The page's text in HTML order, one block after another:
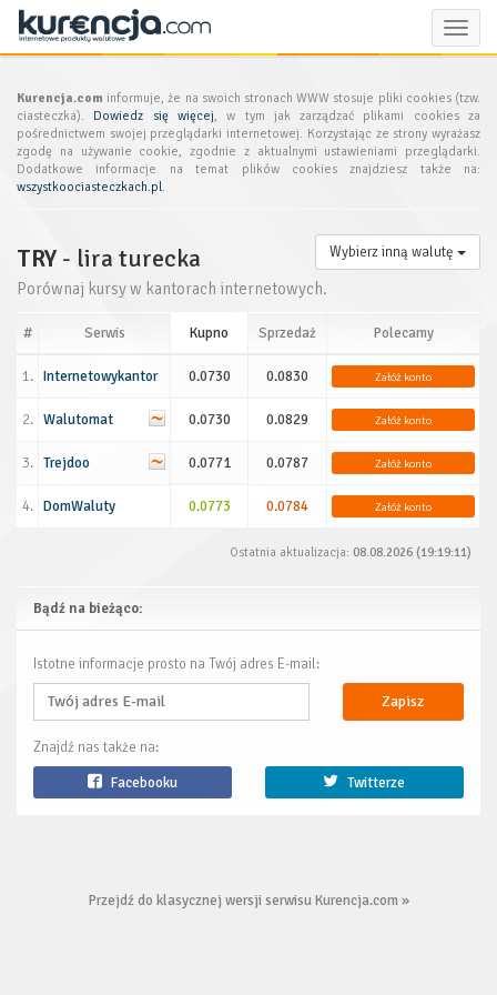
Toggle
Kurencja.com informuje, że na swoich stronach WWW stosuje pliki cookies (tzw.
ciasteczka). Dowiedz się więcej, w tym jak zarządzać plikami cookies za
pośrednictwem swojej przeglądarki internetowej. Korzystając ze strony wyrażasz
zgodę na używanie cookie, zgodnie z aktualnymi ustawieniami przeglądarki.
Dodatkowe informacje na temat plików cookies znajdziesz także na:
wszystkoociasteczkach.pl.
Wybierz inną walutę
TRY - lira turecka
Porównaj kursy w kantorach internetowych.
# Serwis Kupno Sprzedaż Polecamy
1. Internetowykantor 0.0730 0.0830 Załóż konto
2. Walutomat 0.0730 0.0829 Załóż konto
3. Trejdoo 0.0771 0.0787 Załóż konto
4. DomWaluty 0.0773 0.0784 Załóż konto
Ostatnia aktualizacja: 08.08.2026 (19:19:11)
Bądź na bieżąco:
Istotne informacje prosto na Twój adres E-mail:
Zapisz
Znajdź nas także na:
Facebooku
Twitterze
Przejdź do klasycznej wersji serwisu Kurencja.com »